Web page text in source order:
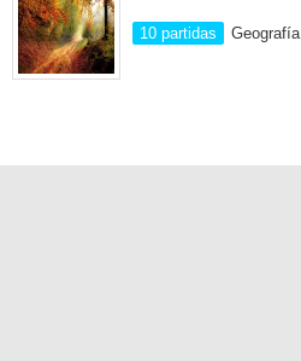
10 partidas Geografía